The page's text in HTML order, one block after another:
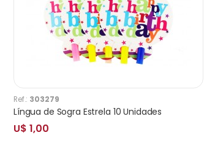
Ref.: 303279
Língua de Sogra Estrela 10 Unidades
U$ 1,00